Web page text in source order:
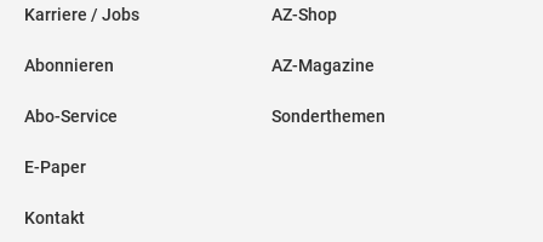
Karriere / Jobs
Abonnieren
Abo-Service
E-Paper
Kontakt
AZ-Shop
AZ-Magazine
Sonderthemen